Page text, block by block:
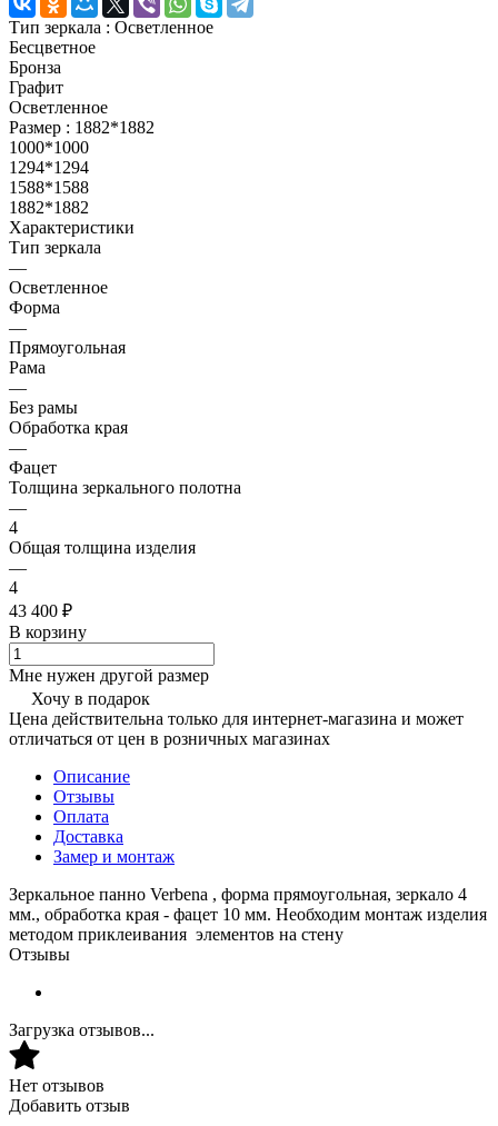
Тип зеркала : Осветленное
Бесцветное
Бронза
Графит
Осветленное
Размер : 1882*1882
1000*1000
1294*1294
1588*1588
1882*1882
Характеристики
Тип зеркала
—
Осветленное
Форма
—
Прямоугольная
Рама
—
Без рамы
Обработка края
—
Фацет
Толщина зеркального полотна
—
4
Общая толщина изделия
—
4
43 400 ₽
В корзину
Мне нужен другой размер
Хочу в подарок
Цена действительна только для интернет-магазина и может
отличаться от цен в розничных магазинах
Описание
Отзывы
Оплата
Доставка
Замер и монтаж
Зеркальное панно Verbena , форма прямоугольная, зеркало 4
мм., обработка края - фацет 10 мм. Необходим монтаж изделия
методом приклеивания элементов на стену
Отзывы
Загрузка отзывов...
Нет отзывов
Добавить отзыв